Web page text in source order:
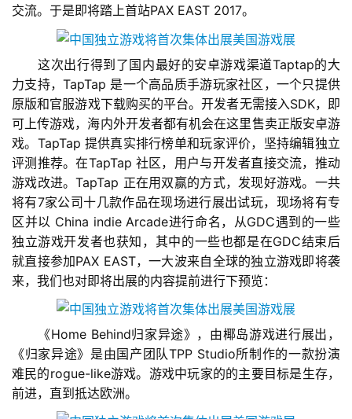
交流。于是即将踏上首站PAX EAST 2017。
这次出行得到了国内最好的安卓游戏渠道Taptap的大
力支持，TapTap 是一个高品质手游玩家社区，一个只提供
原版和官服游戏下载购买的平台。开发者无需接入SDK，即
可上传游戏，海内外开发者都有机会在这里售卖正版安卓游
戏。TapTap 提供真实排行榜单和玩家评价，坚持编辑独立
评测推荐。在TapTap 社区，用户与开发者直接交流，推动
游戏改进。TapTap 正在用双赢的方式，发现好游戏。一共
将有7家公司十几款作品在现场进行展出试玩，现场将有专
区并以 China indie Arcade进行命名，从GDC遇到的一些
独立游戏开发者也获知，其中的一些也都是在GDC结束后
就直接参加PAX EAST，一大波来自全球的独立游戏即将袭
来，我们也对即将出展的内容提前进行下预览：
《Home Behind归家异途》，由椰岛游戏进行展出，
《归家异途》是由国产团队TPP Studio所制作的一款扮演
难民的rogue-like游戏。游戏中玩家的的主要目标是生存，
前进，直到抵达欧洲。